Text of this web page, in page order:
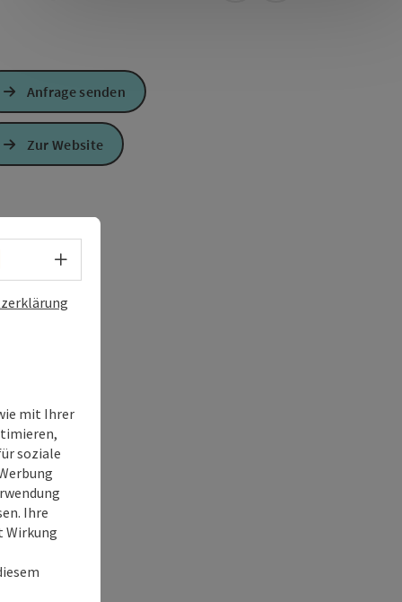
Anfrage senden
Zur Website
Sprachwahl - Menü öffnen
mit Ihrer
soziale
Ihre
Wirkung